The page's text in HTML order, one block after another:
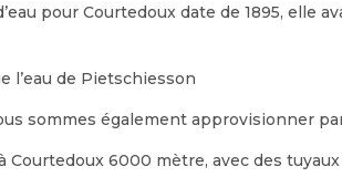
pour Courtedoux date de 1895, elle
l’eau de Pietschiesson
sommes également approvisionner
Courtedoux 6000 mètre, avec des